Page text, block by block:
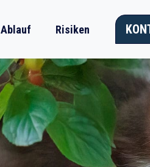
Ablauf Risiken